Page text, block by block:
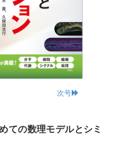
次号
の数理モデルとシミ